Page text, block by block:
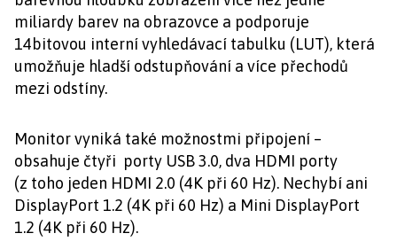
miliardy barev na obrazovce a podporuje
14bitovou interní vyhledávací tabulku (LUT), která
umožňuje hladší odstupňování a více přechodů
mezi odstíny.
Monitor vyniká také možnostmi připojení –
obsahuje čtyři porty USB 3.0, dva HDMI porty
(z toho jeden HDMI 2.0 (4K při 60 Hz). Nechybí ani
DisplayPort 1.2 (4K při 60 Hz) a Mini DisplayPort
1.2 (4K při 60 Hz).